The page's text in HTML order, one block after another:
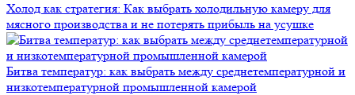
Холод как стратегия: Как выбрать холодильную камеру для
мясного производства и не потерять прибыль на усушке
Битва температур: как выбрать между среднетемпературной и
низкотемпературной промышленной камерой